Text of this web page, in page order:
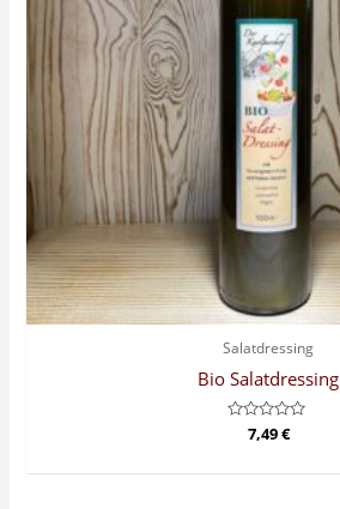
Salatdressing
Bio Salatdressing
Bewertet
mit
7,49€